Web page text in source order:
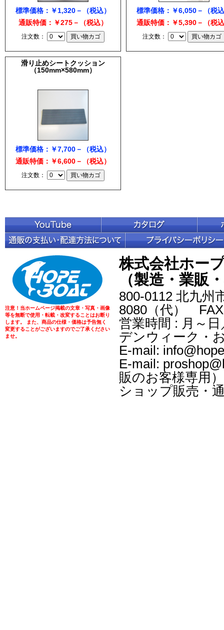
標準価格：￥1,320－（税込）
通販特価：￥275－（税込）
注文数：
標準価格：￥6,050－（税
通販特価：￥5,390－（税
注文数：
滑り止めシートクッション
（150mm×580mm）
標準価格：￥7,700－（税込）
通販特価：￥6,600－（税込）
注文数：
注意！当ホームページ掲載の文章・写真・画像
等を無断で使用・転載・改変することはお断り
します。 また、商品の仕様・価格は予告無く
変更することがございますのでご了承ください
ませ。
株式会社ホー
（製造・業販
800-0112 北九州
8080（代） FAX
営業時間 : 月～
デンウィーク・
E-mail:
E-mail:
販のお客様専用）
ショップ販売・